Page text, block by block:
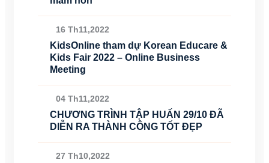
16 Th11,2022
KidsOnline tham dự Korean Educare &
Kids Fair 2022 – Online Business
Meeting
04 Th11,2022
CHƯƠNG TRÌNH TẬP HUẤN 29/10 ĐÃ
DIỄN RA THÀNH CÔNG TỐT ĐẸP
27 Th10,2022